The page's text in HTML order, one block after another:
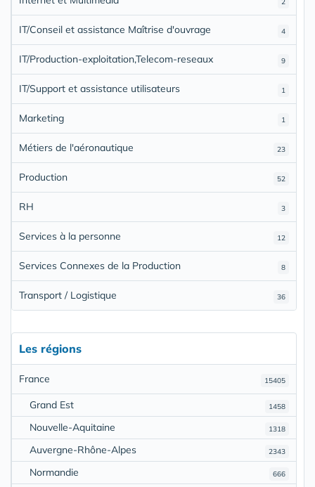
4
IT/Conseil et assistance Maîtrise d'ouvrage
9
IT/Production-exploitation,Telecom-reseaux
1
IT/Support et assistance utilisateurs
1
Marketing
23
Métiers de l'aéronautique
52
Production
3
RH
12
Services à la personne
8
Services Connexes de la Production
36
Transport / Logistique
Les régions
15405
France
1458
Grand Est
1318
Nouvelle-Aquitaine
2343
Auvergne-Rhône-Alpes
666
Normandie